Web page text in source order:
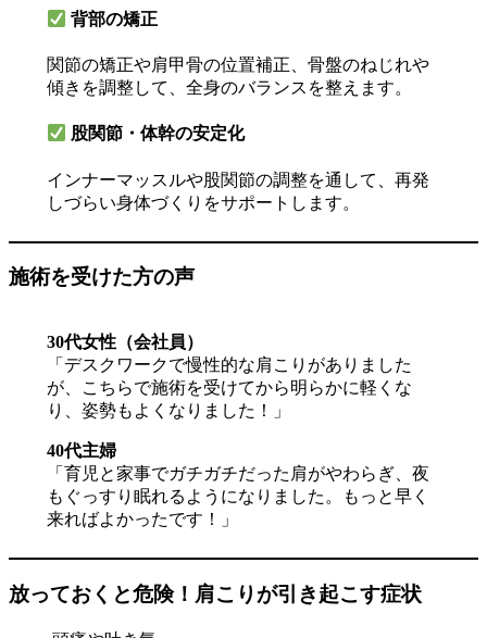
背部の矯正
関節の矯正や肩甲骨の位置補正、骨盤のねじれや
傾きを調整して、全身のバランスを整えます。
股関節・体幹の安定化
インナーマッスルや股関節の調整を通して、再発
しづらい身体づくりをサポートします。
施術を受けた方の声
30代女性（会社員）
「デスクワークで慢性的な肩こりがありました
が、こちらで施術を受けてから明らかに軽くな
り、姿勢もよくなりました！」
40代主婦
「育児と家事でガチガチだった肩がやわらぎ、夜
もぐっすり眠れるようになりました。もっと早く
来ればよかったです！」
放っておくと危険！肩こりが引き起こす症状